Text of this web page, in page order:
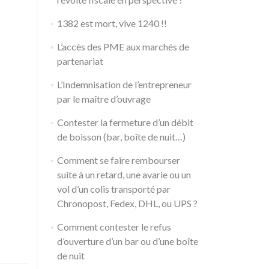
1382 est mort, vive 1240 !!
L’accès des PME aux marchés de
partenariat
L’Indemnisation de l’entrepreneur
par le maître d’ouvrage
Contester la fermeture d’un débit
de boisson (bar, boîte de nuit…)
Comment se faire rembourser
suite à un retard, une avarie ou un
vol d’un colis transporté par
Chronopost, Fedex, DHL, ou UPS ?
Comment contester le refus
d’ouverture d’un bar ou d’une boîte
de nuit